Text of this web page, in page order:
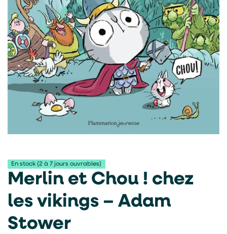
En stock (2 à 7 jours ouvrables)
Merlin et Chou ! chez
les vikings – Adam
Stower